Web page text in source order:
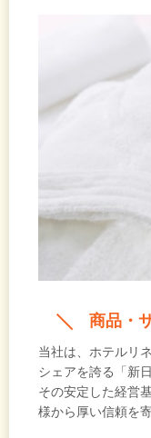
商品・
当社は、ホテルリ
シェアを誇る「新
その安定した経営
様から厚い信頼を